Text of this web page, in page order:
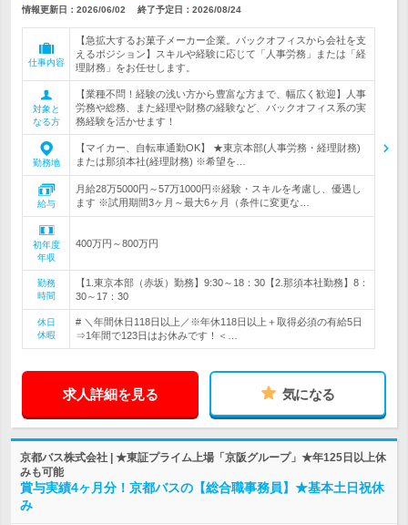
情報更新日：2026/06/02 終了予定日： 2026/08/24
仕事内容
【急拡大するお菓子メーカー企業。バックオフィスから会社を支
えるポジション】スキルや経験に応じて「人事労務」または「経
理財務」をお任せします。
対象と
なる方
【業種不問！経験の浅い方から豊富な方まで、幅広く歓迎】人事
労務や総務、また経理や財務の経験など、バックオフィス系の実
務経験を活かせます！
勤務地
【マイカー、自転車通勤OK】 ★東京本部(人事労務・経理財務)
または那須本社(経理財務) ※希望を…
給与
月給28万5000円～57万1000円※経験・スキルを考慮し、優遇し
ます ※試用期間3ヶ月～最大6ヶ月（条件に変更な…
初年度
年収
400万円～800万円
勤務
時間
【1.東京本部（赤坂）勤務】9:30～18：30【2.那須本社勤務】8：
30～17：30
休日
休暇
# ＼年間休日118日以上／※年休118日以上＋取得必須の有給5日
⇒1年間で123日はお休みです！＜…
求人詳細を見る 気になる
京都バス株式会社 | ★東証プライム上場「京阪グループ」★年125日以上休
みも可能
賞与実績4ヶ月分！京都バスの【総合職事務員】★基本土日祝休
み